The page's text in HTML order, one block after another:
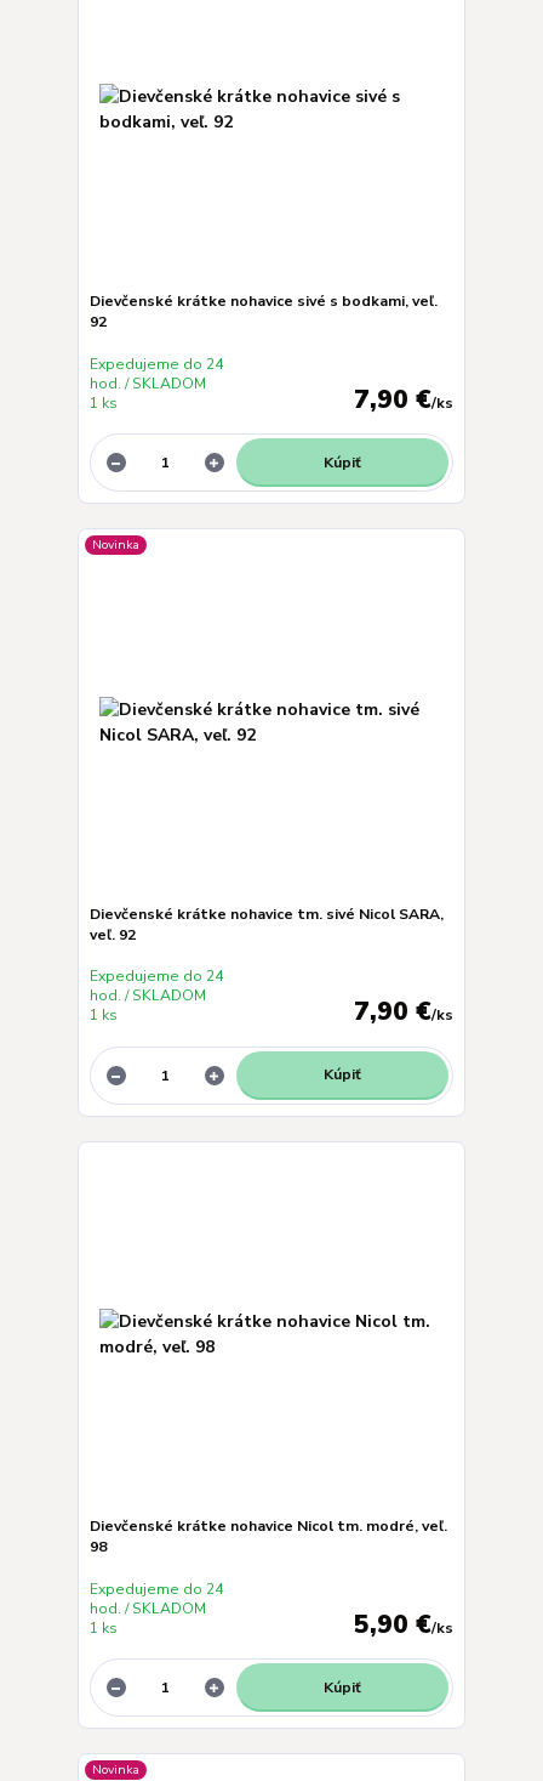
Dievčenské krátke nohavice sivé s bodkami, veľ.
92
7,90 €/ks
Expedujeme do 24
hod. / SKLADOM
1 ks
Kúpiť
Novinka
Dievčenské krátke nohavice tm. sivé Nicol SARA,
veľ. 92
7,90 €/ks
Expedujeme do 24
hod. / SKLADOM
1 ks
Kúpiť
Dievčenské krátke nohavice Nicol tm. modré, veľ.
98
5,90 €/ks
Expedujeme do 24
hod. / SKLADOM
1 ks
Kúpiť
Novinka